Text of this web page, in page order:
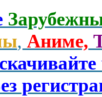
, Аниме,
скачивайте